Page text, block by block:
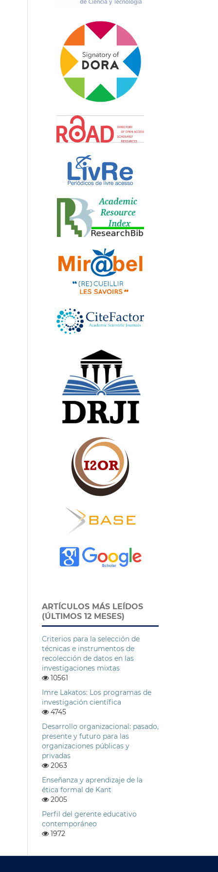
ARTÍCULOS MÁS LEÍDOS
(ÚLTIMOS 12 MESES)
Criterios para la selección de
técnicas e instrumentos de
recolección de datos en las
investigaciones mixtas
10561
Imre Lakatos: Los programas de
investigación científica
4745
Desarrollo organizacional: pasado,
presente y futuro para las
organizaciones públicas y
privadas
2063
Enseñanza y aprendizaje de la
ética formal de Kant
2005
Perfil del gerente educativo
contemporáneo
1972